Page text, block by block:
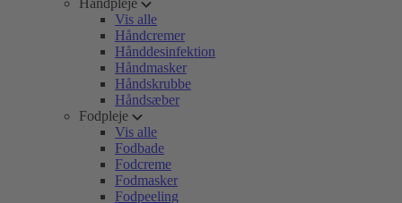
Håndpleje
Vis alle
Håndcremer
Hånddesinfektion
Håndmasker
Håndskrubbe
Håndsæber
Fodpleje
Vis alle
Fodbade
Fodcreme
Fodmasker
Fodpeeling